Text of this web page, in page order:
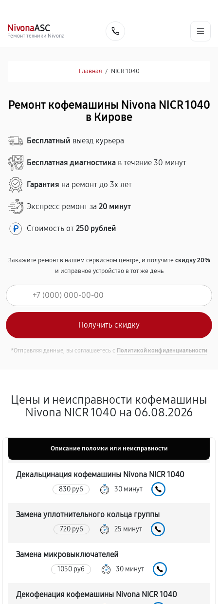
NivonaASC
Ремонт техники Nivona
Главная / NICR 1040
Ремонт кофемашины Nivona NICR 1040
в Кирове
Бесплатный выезд курьера
Бесплатная диагностика в течение 30 минут
Гарантия на ремонт до 3х лет
Экспресс ремонт за 20 минут
Стоимость от 250 рублей
Закажите ремонт в нашем сервисном центре, и получитескидку 20%
и исправное устройство в тот же день
*Отправляя данные, вы соглашаетесь с Политикой конфиденциальности
Цены и неисправности кофемашины
Nivona NICR 1040 на 06.08.2026
Описание поломки или неисправности
Декальцинация кофемашины Nivona NICR 1040
830 руб 30 минут
Замена уплотнительного кольца группы
720 руб 25 минут
Замена микровыключателей
1050 руб 30 минут
Декофенация кофемашины Nivona NICR 1040